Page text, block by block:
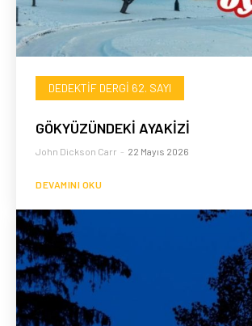
DEDEKTIF DERGI 62. SAYI
GÖKYÜZÜNDEKİ AYAKİZİ
John Dickson Carr - 22 Mayıs 2026
DEVAMINI OKU